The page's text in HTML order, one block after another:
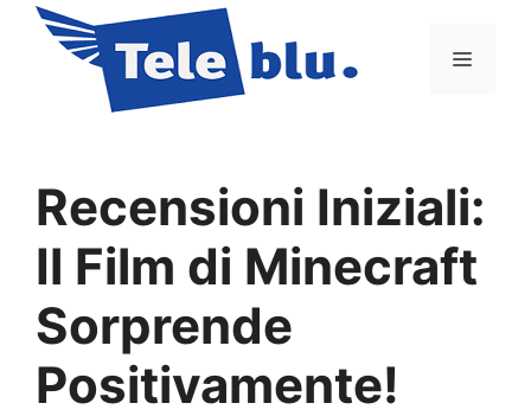
contenuto
Menu
Recensioni Iniziali:
Il Film di Minecraft
Sorprende
Positivamente!